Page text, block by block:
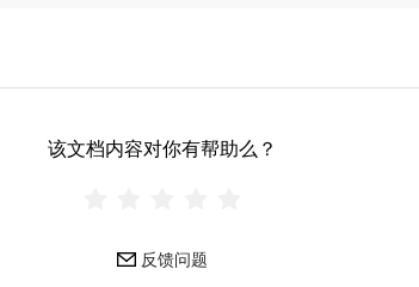
该文档内容对你有帮助么？
反馈问题